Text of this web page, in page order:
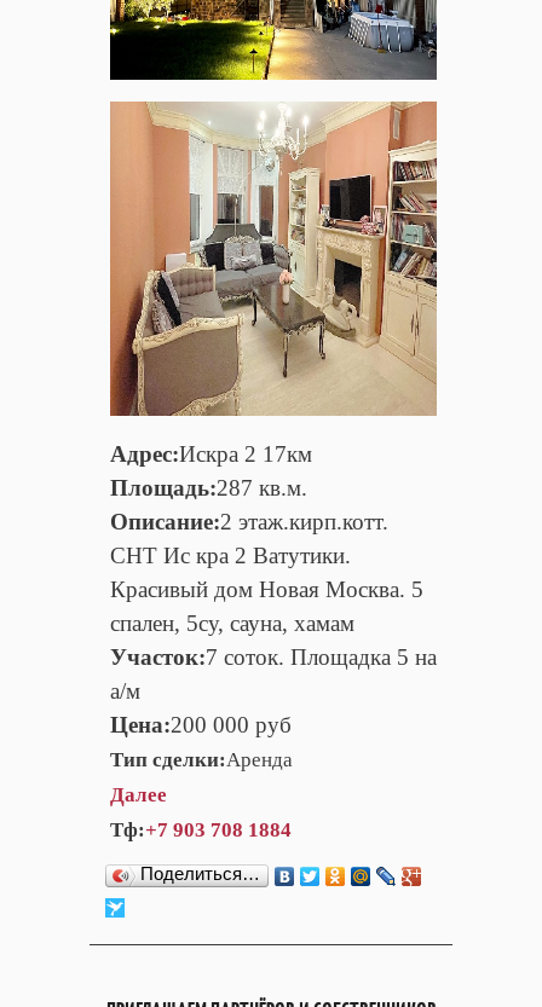
Адрес:Искра 2 17км
Площадь:287 кв.м.
Описание:2 этаж.кирп.котт.
СНТ Ис кра 2 Ватутики.
Красивый дом Новая Москва. 5
спален, 5су, сауна, хамам
Участок:7 соток. Площадка 5 на
а/м
Цена:200 000 руб
Тип сделки:Аренда
Далее
Тф:+7 903 708 1884
Поделиться…